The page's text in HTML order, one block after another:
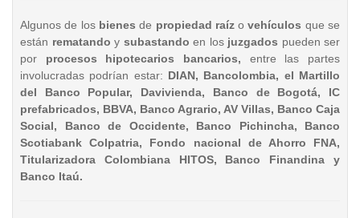
Algunos de los bienesde propiedad raízo vehículos que se
están rematando y subastando en los juzgados pueden ser
por procesos hipotecarios bancarios, entre las partes
involucradas podrían estar: DIAN, Bancolombia, el Martillo
del Banco Popular, Davivienda, Banco de Bogotá, IC
prefabricados, BBVA, Banco Agrario, AV Villas, Banco Caja
Social, Banco de Occidente, Banco Pichincha, Banco
Scotiabank Colpatria, Fondo nacional de Ahorro FNA,
Titularizadora Colombiana HITOS, Banco Finandina y
Banco Itaú.